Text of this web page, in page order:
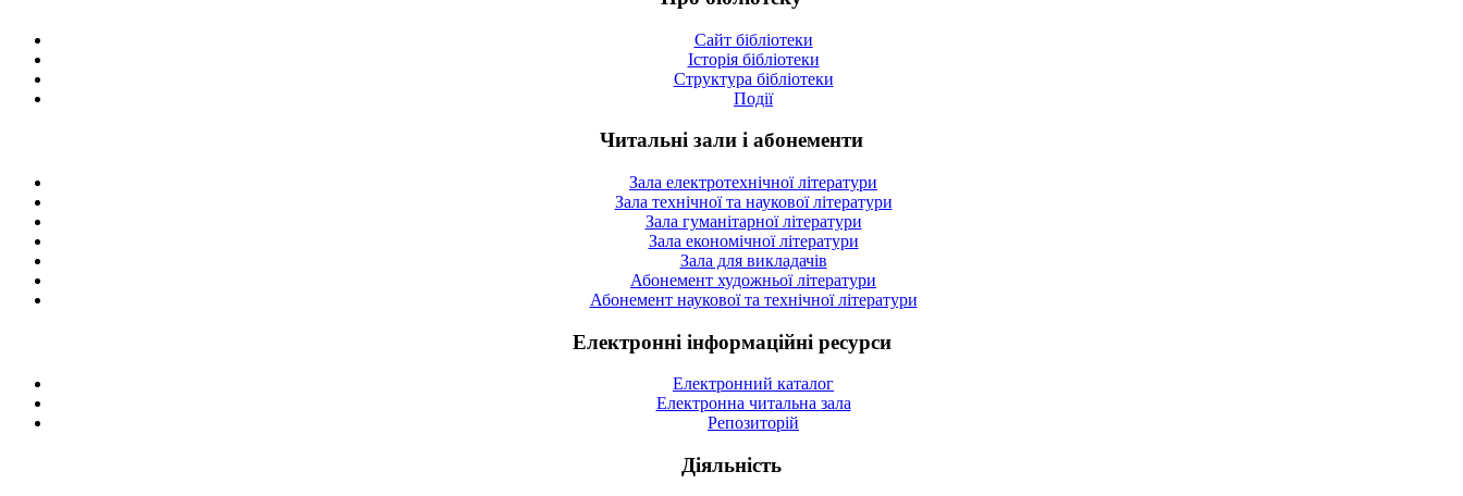
Сайт бібліотеки
Історія бібліотеки
Структура бібліотеки
Події
Читальні зали і абонементи
Зала електротехнічної літератури
Зала технічної та наукової літератури
Зала гуманітарної літератури
Зала економічної літератури
Зала для викладачів
Абонемент художньої літератури
Абонемент наукової та технічної літератури
Електронні інформаційні ресурси
Електронний каталог
Електронна читальна зала
Репозиторій
Діяльність